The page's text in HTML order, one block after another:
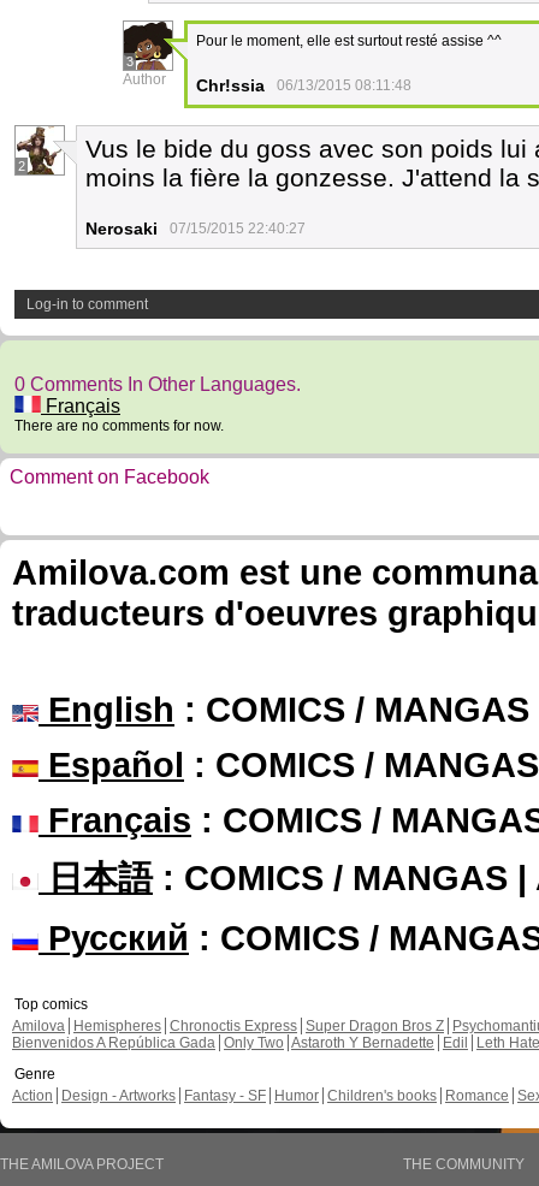
3
Author
Pour le moment, elle est surtout resté assise ^^
Chr!ssia 06/13/2015 08:11:48
2
Vus le bide du goss avec son poids
moins la fière la gonzesse. J'attend la
Nerosaki 07/15/2015 22:40:27
Log-in to comment
0 Comments In Other Languages.
Français
There are no comments for now.
Comment on Facebook
Amilova.com est une
traducteurs d'oeuvres
English : COMICS /
Español : COMICS /
Français : COMICS /
日本語: COMICS / MANGAS |
Русский : COMICS /
Top comics
Amilova
Hemispheres Chronoctis Express Super Dragon Bros Z
Bienvenidos A República Gada Only Two Astaroth Y Bernadette Edil
Leth Hate
Genre
Action
Design - Artworks Fantasy - SF Humor Children's books Romance
THE AMILOVA PROJECT
THE COMMUNITY